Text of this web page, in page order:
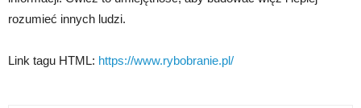
rozumieć innych ludzi.
Link tagu HTML: https://www.rybobranie.pl/